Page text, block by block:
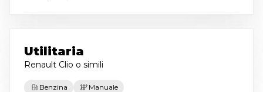
Utilitaria
Renault Clio o simili
Benzina Manuale